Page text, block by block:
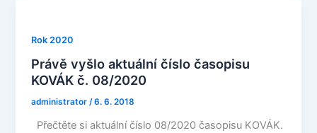
Rok 2020
Právě vyšlo aktuální číslo časopisu
KOVÁK č. 08/2020
administrator/6. 6. 2018
Přečtěte si aktuální číslo 08/2020 časopisu KOVÁK.